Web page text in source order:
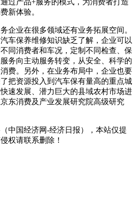
过产品+服务的模式，为消费者打造
新体验。
业在很多领域还有业务拓展空间。
车保养维修知识缺乏了解，企业可以
同消费者和车况，定制不同检查、保
务向主动服务转变，从安全、科学的
费。另外，在业务布局中，企业也要
把资源投入到汽车保有量高的重点城
速发展、潜力巨大的县域农村市场进
东消费及产业发展研究院高级研究
中国经济网-经济日报），本站仅提
权请联系删除！